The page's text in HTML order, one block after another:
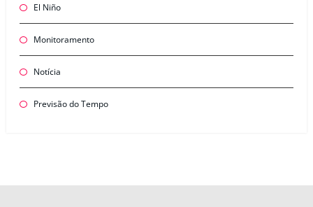
El Niño
Monitoramento
Notícia
Previsão do Tempo